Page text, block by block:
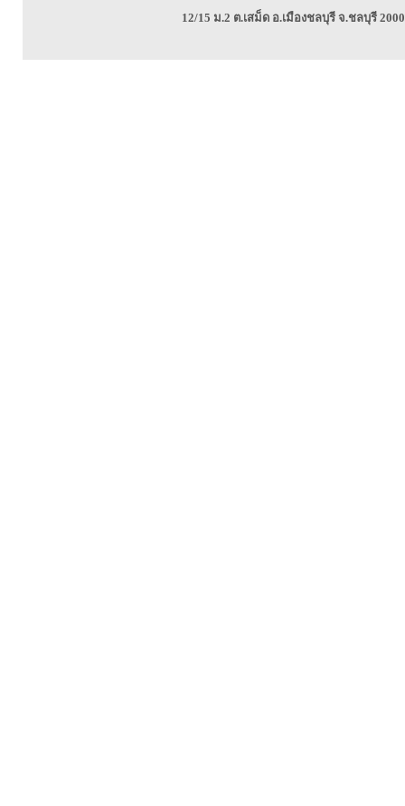
12/15 ม.2 ต.เสม็ด อ.เมืองชลบุรี จ.ชลบุรี